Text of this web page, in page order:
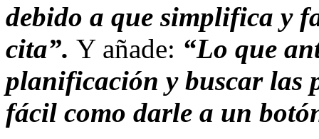
debido a que simplifica y
cita”. Y añade: “Lo que
planificación y buscar las
fácil como darle a un